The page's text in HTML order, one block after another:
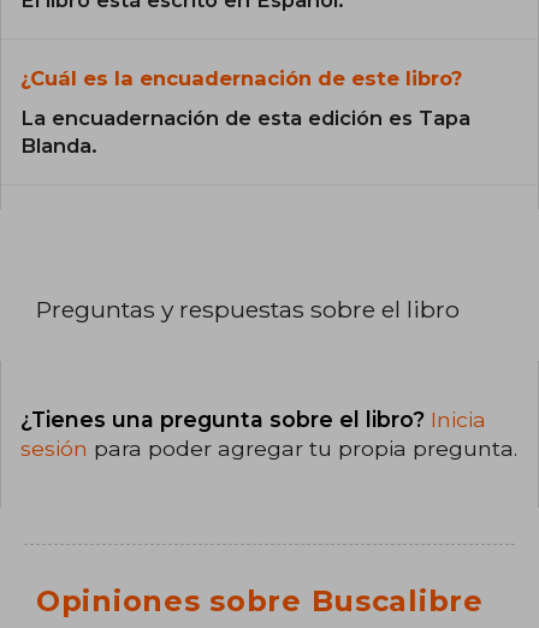
¿Cuál es la encuadernación de este libro?
La encuadernación de esta edición es Tapa
Blanda.
Preguntas y respuestas sobre el libro
¿Tienes una pregunta sobre el libro? Inicia
sesión para poder agregar tu propia pregunta.
Opiniones sobre Buscalibre